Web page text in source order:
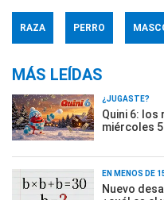
RAZA PERRO
MÁS LEÍDAS
¿JUGASTE?
Quini 6:
miércoles
EN MENOS DE
Nuevo